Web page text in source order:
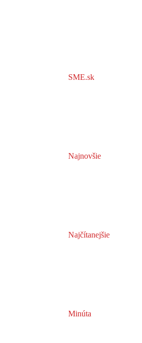
SME.sk
Najnovšie
Najčítanejšie
Minúta